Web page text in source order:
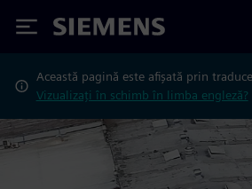
Siemens
Această pagină este afișată prin
Vizualizați în schimb în limba engleză?